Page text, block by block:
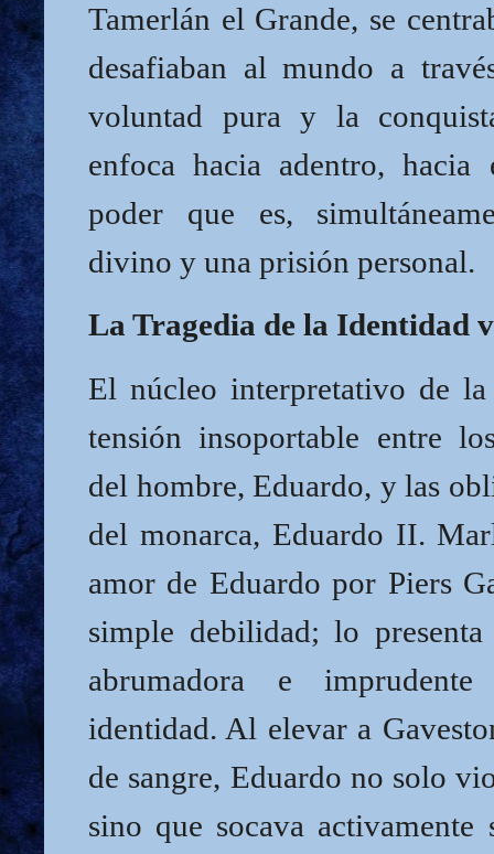
Tamerlán el Grande, se
desafiaban al mundo a
voluntad pura y la
enfoca hacia adentro,
poder que es,
divino y una prisión personal.
La Tragedia de la Identidad
El núcleo interpretativo de
tensión insoportable entre
del hombre, Eduardo, y las
del monarca, Eduardo II.
amor de Eduardo por Piers
simple debilidad; lo
abrumadora e
identidad. Al elevar a
de sangre, Eduardo no solo
sino que socava activamente